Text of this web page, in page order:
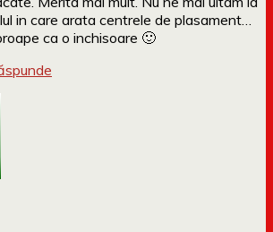
in care arata centrele de plasament…
ca o inchisoare 🙂